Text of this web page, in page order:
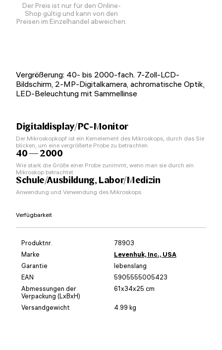
Der Preis ist nur für den Online-
Shop gültig und kann von den
Preisen im Einzelhandel abweichen.
Vergrößerung: 40- bis 2000-fach. 7-Zoll-LCD-
Bildschirm, 2-MP-Digitalkamera, achromatische Optik,
LED-Beleuchtung mit Sammellinse
Digitaldisplay/PC-Monitor
Der Mikroskopkopf ist ein Kernelement des Mikroskops, durch das Sie
blicken, um eine vergrößerte Probe zu betrachten
40 — 2000
Wie stark die Größe einer Probe zunimmt, wenn man sie durch ein
Mikroskop betrachtet
Schule/Ausbildung, Labor/Medizin
Anwendung und Verwendung des Mikroskops
Verfügbarkeit
Produktnr.
78903
Marke
Levenhuk, Inc., USA
Garantie
lebenslang
EAN
5905555005423
Abmessungen der
Verpackung (LxBxH)
61x34x25 cm
Versandgewicht 4.99 kg